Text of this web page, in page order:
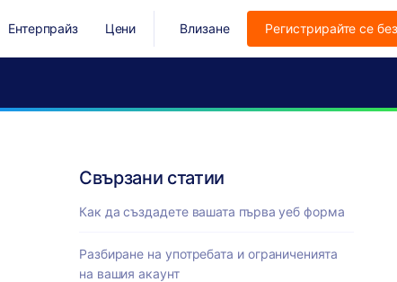
Ентерпрайз Цени Влизане Регистрирайте се
Свързани статии
Как да създадете вашата първа уеб форма
Разбиране на употребата и ограниченията
на вашия акаунт